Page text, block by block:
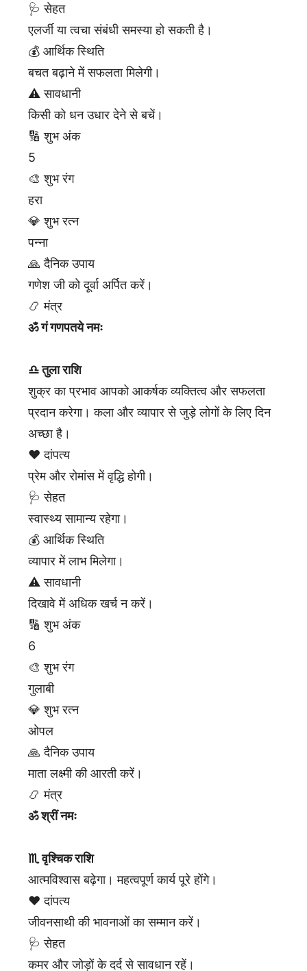
🩺 सेहत
एलर्जी या त्वचा संबंधी समस्या हो सकती है।
💰 आर्थिक स्थिति
बचत बढ़ाने में सफलता मिलेगी।
⚠️ सावधानी
किसी को धन उधार देने से बचें।
🔢 शुभ अंक
5
🎨 शुभ रंग
हरा
💎 शुभ रत्न
पन्ना
🙏 दैनिक उपाय
गणेश जी को दूर्वा अर्पित करें।
📿 मंत्र
ॐ गं गणपतये नमः
♎ तुला राशि
शुक्र का प्रभाव आपको आकर्षक व्यक्तित्व और सफलता
प्रदान करेगा। कला और व्यापार से जुड़े लोगों के लिए दिन
अच्छा है।
❤️ दांपत्य
प्रेम और रोमांस में वृद्धि होगी।
🩺 सेहत
स्वास्थ्य सामान्य रहेगा।
💰 आर्थिक स्थिति
व्यापार में लाभ मिलेगा।
⚠️ सावधानी
दिखावे में अधिक खर्च न करें।
🔢 शुभ अंक
6
🎨 शुभ रंग
गुलाबी
💎 शुभ रत्न
ओपल
🙏 दैनिक उपाय
माता लक्ष्मी की आरती करें।
📿 मंत्र
ॐ श्रीं नमः
♏ वृश्चिक राशि
आत्मविश्वास बढ़ेगा। महत्वपूर्ण कार्य पूरे होंगे।
❤️ दांपत्य
जीवनसाथी की भावनाओं का सम्मान करें।
🩺 सेहत
कमर और जोड़ों के दर्द से सावधान रहें।